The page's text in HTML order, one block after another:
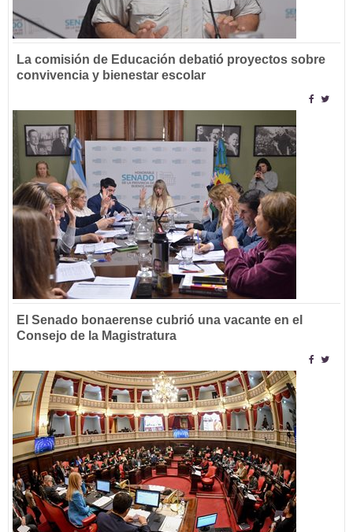
La comisión de Educación debatió proyectos sobre
convivencia y bienestar escolar
El Senado bonaerense cubrió una vacante en el
Consejo de la Magistratura